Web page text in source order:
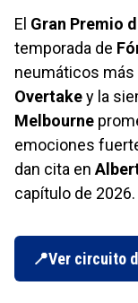
El Gran Premio
temporada de
neumáticos más
Overtakey la
Melbourne
emociones
dan cita en
capítulo de 2026.
Ver circuito